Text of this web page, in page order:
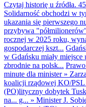
Czytaj historię u źródła.
Solidarność obchodzi w
ukazania się pierwszego
przybywa
rocznej w 2025 roku,
gospodarczej kszt...
w Gdańsku miały
zbrodnie na polsk...
minute dla minister»
koalicji rządowej KO/PSL
(PO)lityczny dobytek
na... g... » Minister J.